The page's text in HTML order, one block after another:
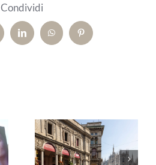
Condividi
LinkedInWhatsAppPinterest